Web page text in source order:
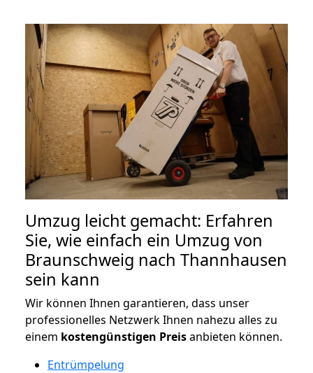
Umzug leicht gemacht: Erfahren
Sie, wie einfach ein Umzug von
Braunschweig nach Thannhausen
sein kann
Wir können Ihnen garantieren, dass unser
professionelles Netzwerk Ihnen nahezu alles zu
einem kostengünstigen Preisanbieten können.
Entrümpelung